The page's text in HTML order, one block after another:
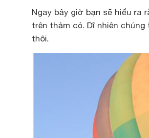
Ngay bây giờ bạn sẽ hiểu ra
trên thảm cỏ. Dĩ nhiên
thôi.